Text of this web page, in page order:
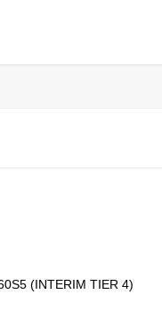
(INTERIM TIER 4)